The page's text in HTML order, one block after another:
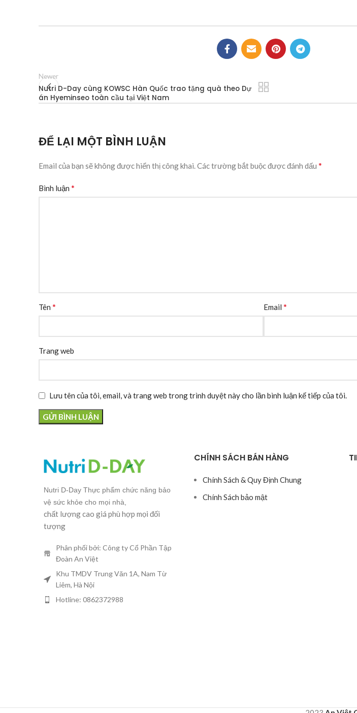
Newer
Nutri D-Day cùng KOWSC Hàn Quốc trao tặng quà theo Dự
án Hyeminseo toàn cầu tại Việt Nam
ĐỂ LẠI MỘT BÌNH LUẬN
Email của bạn sẽ không được hiển thị công khai.Các trường bắt buộc được đánh dấu *
Bình luận *
Tên * Email*
Trang web
Lưu tên của tôi, email, và trang web trong trình duyệt này cho lần bình luận kế tiếp của tôi.
Nutri D-Day Thực phẩm chức năng bảo
vệ sức khỏe cho mọi nhà,
chất lượng cao giá phù hợp mọi đối
tượng
Phân phối bởi: Công ty Cổ Phần Tập
Đoàn An Việt
Khu TMDV Trung Văn 1A, Nam Từ
Liêm, Hà Nội
Hotline: 0862372988
CHÍNH SÁCH BÁN HÀNG
Chính Sách & Quy Định Chung
Chính Sách bảo mật